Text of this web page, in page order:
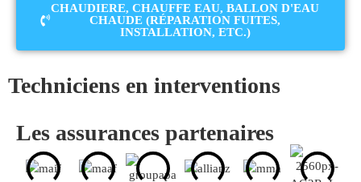
CHAUDIERE, CHAUFFE EAU, BALLON D'EAU
CHAUDE (RÉPARATION FUITES,
INSTALLATION, ETC.)
Techniciens en interventions
Les assurances partenaires